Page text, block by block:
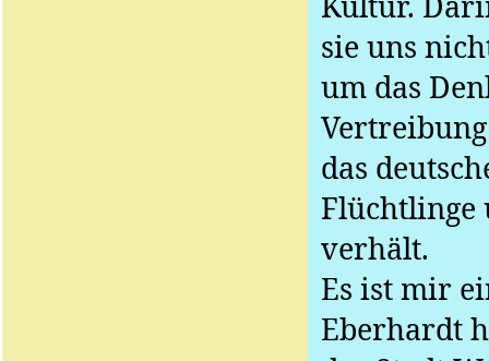
sie uns
um das
das
Flüchtlinge
verhält.
Es ist mir
Eberhardt